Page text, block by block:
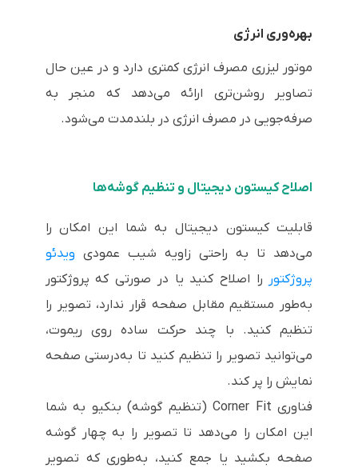
بهره‌وری انرژی
موتور لیزری مصرف انرژی کمتری دارد و در عین حال
تصاویر روشن‌تری ارائه می‌دهد که منجر به
صرفه‌جویی در مصرف انرژی در بلندمدت می‌شود.
اصلاح کیستون دیجیتال و تنظیم گوشه‌ها
قابلیت کیستون دیجیتال به شما این امکان را
می‌دهد تا به راحتی زاویه شیب عمودی ویدئو
پروژکتور را اصلاح کنید یا در صورتی که پروژکتور
به‌طور مستقیم مقابل صفحه قرار ندارد، تصویر را
تنظیم کنید. با چند حرکت ساده روی ریموت،
می‌توانید تصویر را تنظیم کنید تا به‌درستی صفحه
نمایش را پر کند.
فناوری Corner Fit (تنظیم گوشه) بنکیو به شما
این امکان را می‌دهد تا تصویر را به چهار گوشه
صفحه بکشید یا جمع کنید، به‌طوری که تصویر